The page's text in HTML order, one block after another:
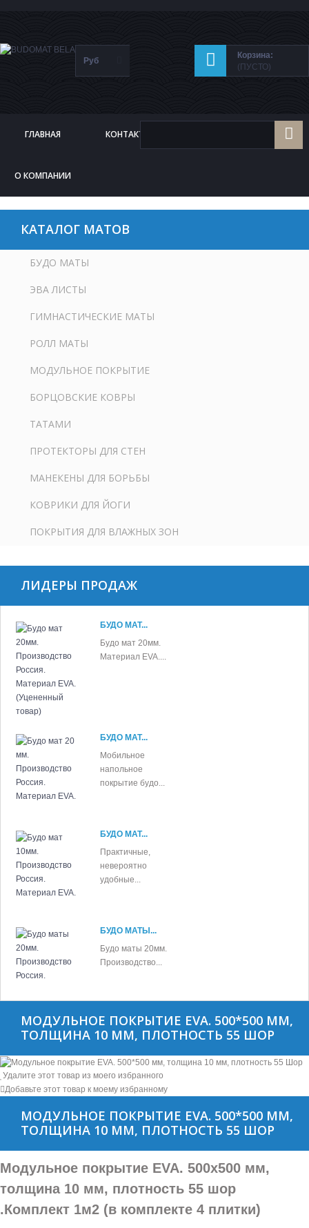
Руб
ГЛАВНАЯ КОНТАКТЫ
О КОМПАНИИ
Корзина:
(ПУСТО)
КАТАЛОГ МАТОВ
БУДО МАТЫ
ЭВА ЛИСТЫ
ГИМНАСТИЧЕСКИЕ МАТЫ
РОЛЛ МАТЫ
МОДУЛЬНОЕ ПОКРЫТИЕ
БОРЦОВСКИЕ КОВРЫ
ТАТАМИ
ПРОТЕКТОРЫ ДЛЯ СТЕН
МАНЕКЕНЫ ДЛЯ БОРЬБЫ
КОВРИКИ ДЛЯ ЙОГИ
ПОКРЫТИЯ ДЛЯ ВЛАЖНЫХ ЗОН
ЛИДЕРЫ ПРОДАЖ
БУДО МАТ...
Будо мат 20мм.
Материал EVA....
БУДО МАТ...
Мобильное
напольное
покрытие будо...
БУДО МАТ...
Практичные,
невероятно
удобные...
БУДО МАТЫ...
Будо маты 20мм.
Производство...
МОДУЛЬНОЕ ПОКРЫТИЕ EVA. 500*500 ММ,
ТОЛЩИНА 10 ММ, ПЛОТНОСТЬ 55 ШОР
Удалите этот товар из моего избранного
Добавьте этот товар к моему избранному
МОДУЛЬНОЕ ПОКРЫТИЕ EVA. 500*500 ММ,
ТОЛЩИНА 10 ММ, ПЛОТНОСТЬ 55 ШОР
Модульное покрытие EVA. 500х500 мм,
толщина 10 мм, плотность 55 шор
.Комплект 1м2 (в комплекте 4 плитки)